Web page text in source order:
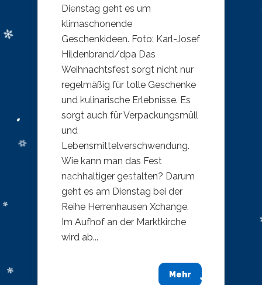
Dienstag geht es um
klimaschonende
Geschenkideen. Foto: Karl-Josef
Hildenbrand/dpa Das
Weihnachtsfest sorgt nicht nur
regelmäßig für tolle Geschenke
und kulinarische Erlebnisse. Es
sorgt auch für Verpackungsmüll
und
Lebensmittelverschwendung.
Wie kann man das Fest
nachhaltiger gestalten? Darum
geht es am Dienstag bei der
Reihe Herrenhausen Xchange.
Im Aufhof an der Marktkirche
wird ab...
Mehr